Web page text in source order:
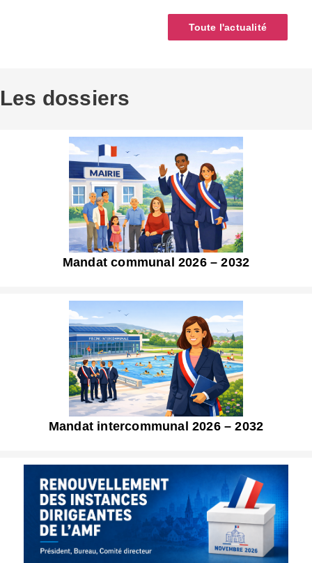
Toute l'actualité
Les dossiers
Mandat communal 2026 – 2032
Mandat intercommunal 2026 – 2032